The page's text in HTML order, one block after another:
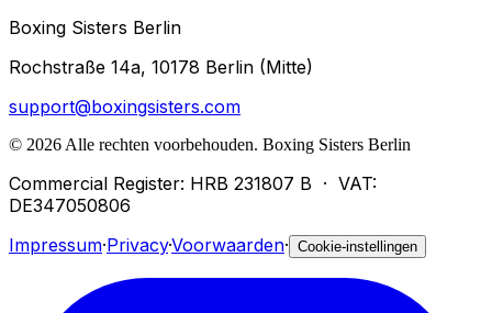
Boxing Sisters Berlin
Rochstraße 14a, 10178 Berlin (Mitte)
support@boxingsisters.com
© 2026 Alle rechten voorbehouden. Boxing Sisters Berlin
Commercial Register: HRB 231807 B · VAT:
DE347050806
Impressum·Privacy·Voorwaarden· Cookie-instellingen